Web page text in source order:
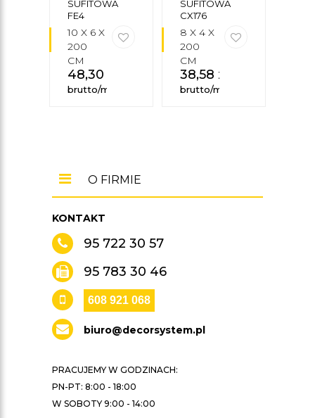
SUFITOWA
FE4
10 X 6 X
200
CM
48,30
brutto/mb
SUFITOWA
CX176
8 X 4 X
200
CM
38,58 zł
brutto/mb
KONTAKT
95 722 30 57
95 783 30 46
608 921 068
biuro@decorsystem.pl
PRACUJEMY W GODZINACH:
PN-PT: 8:00 - 18:00
W SOBOTY 9:00 - 14:00
O FIRMIE